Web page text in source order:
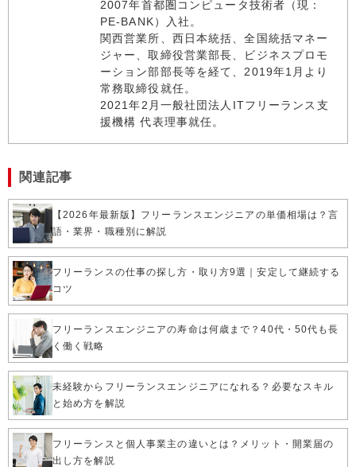
2007年首都圏コンピュータ技術者（現：
PE-BANK）入社。
関西営業所、西日本統括、全国統括マネー
ジャー、取締役営業部長、ビジネスプロモ
ーション部部長等を経て、2019年1月より
常務取締役就任。
2021年2月一般社団法人ITフリーランス支
援機構 代表理事就任。
関連記事
【2026年最新版】フリーランスエンジニアの単価相場は？言
語・業界・職種別に解説
フリーランスの仕事の探し方・取り方9選｜安定して継続する
コツ
フリーランスエンジニアの寿命は何歳まで？40代・50代も長
く働く戦略
未経験からフリーランスエンジニアになれる？必要なスキル
と始め方を解説
フリーランスと個人事業主の違いとは？メリット・開業届の
出し方を解説